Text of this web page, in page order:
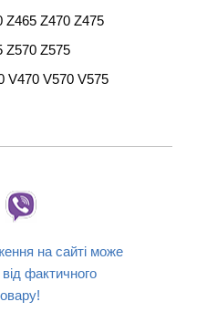
Z465 Z470 Z475
Z570 Z575
V470 V570 V575
на сайті може
від фактичного